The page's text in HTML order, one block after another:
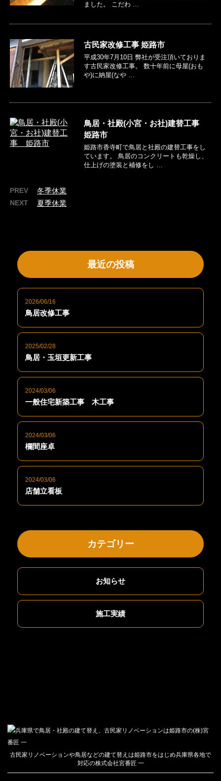
ました。 こだわ …
古民家改修工事 姫路市
平成30年7月10日 弊社が受注頂いておりま
す古民家改修工事。 数十年前に母屋(おも
や)に納屋(なや …
鳥居・社殿(小宮・お社)建替工事
姫路市
姫路市香寺町で鳥居と社殿の建替工事をし
ています。 鳥居のコンクリートも乾燥し、
仕上げの塗装と補修をし …
PREV 冬季休業
NEXT 夏季休業
最近の投稿
2026/06/16
鳥居改修工事
2025/02/28
鳥居・玉垣更新工事
2024/03/06
一般住宅新築工事 木工事
2024/03/06
欄間座卓
2024/03/06
店舗立看板
カテゴリー
お知らせ
施工実績
古民家リノベーションや鳥居などの建て替えは姫路市をはじめ兵庫県各地で
対応の株式会社宮番匠 一